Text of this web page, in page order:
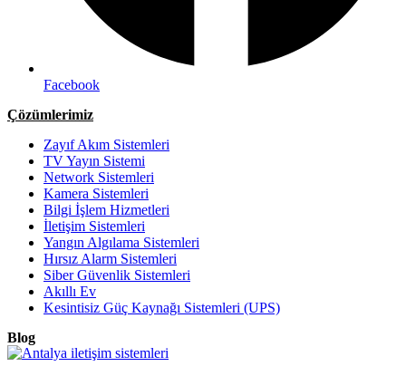
Facebook
Çözümlerimiz
Zayıf Akım Sistemleri
TV Yayın Sistemi
Network Sistemleri
Kamera Sistemleri
Bilgi İşlem Hizmetleri
İletişim Sistemleri
Yangın Algılama Sistemleri
Hırsız Alarm Sistemleri
Siber Güvenlik Sistemleri
Akıllı Ev
Kesintisiz Güç Kaynağı Sistemleri (UPS)
Blog